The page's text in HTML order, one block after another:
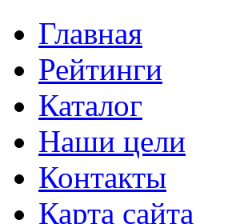
Главная
Рейтинги
Каталог
Наши цели
Контакты
Карта сайта